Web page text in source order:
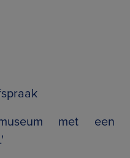
met een